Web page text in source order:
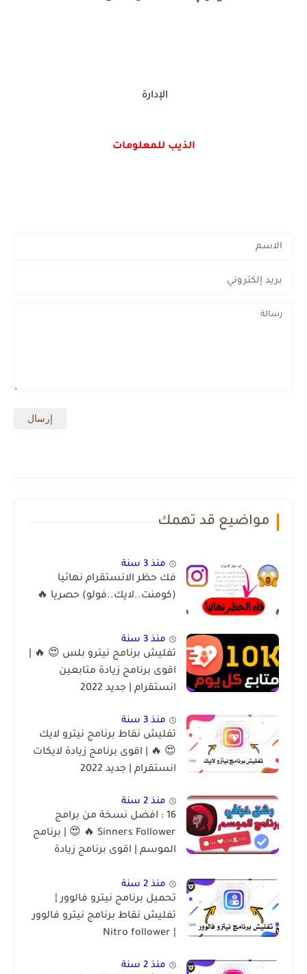
الإدارة
الذيب للمعلومات
مواضيع قد تهمك
منذ 3 سنة
فك حظر الانستقرام نهائيا
(كومنت..لايك..فولو) حصريا 🔥
منذ 3 سنة
تفليش برنامج نيترو بلس 😍 🔥 |
اقوى برنامج زيادة متابعين
انستقرام | جديد 2022
منذ 3 سنة
تفليش نقاط برنامج نيترو لايك
😍 🔥 | اقوى برنامج زيادة لايكات
انستقرام | جديد 2022
منذ 2 سنة
16 : افضل نسخة من برامج
Sinners Follower 🔥 😍 | برنامج
الموسم | اقوى برنامج زيادة
منذ 2 سنة
تحميل برنامج نيترو فالوور ¦
تفليش نقاط برنامج نيترو فالوور
¦ Nitro follower
منذ 2 سنة